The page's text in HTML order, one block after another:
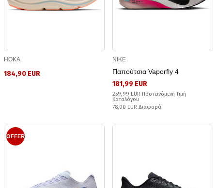
HOKA
184,90 EUR
NIKE
Παπούτσια Vaporfly 4
181,99 EUR
259,99 EUR Προτεινόμενη Τιμή
Καταλόγου
78,00 EUR Διαφορά
OFFER